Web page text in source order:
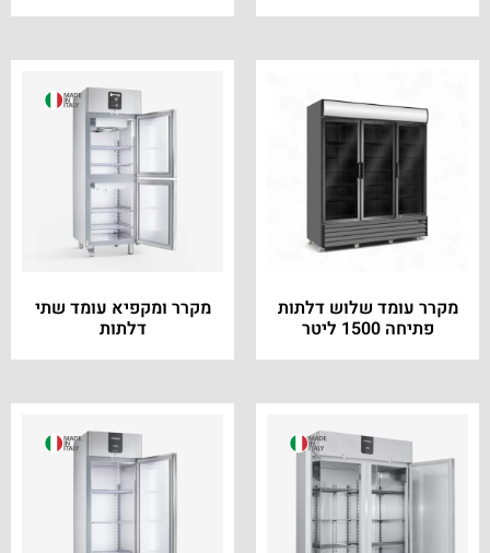
מקרר עומד שלוש דלתות
פתיחה 1500 ליטר
מקרר ומקפיא עומד שתי
דלתות